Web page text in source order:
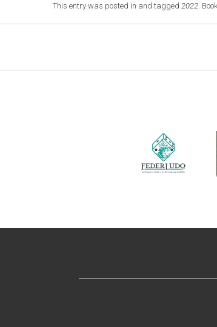
This entry was posted in and tagged 2022 .